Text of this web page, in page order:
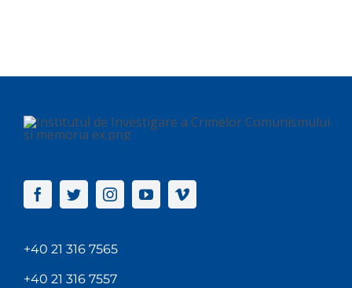
+40 21 316 7565
+40 21 316 7557